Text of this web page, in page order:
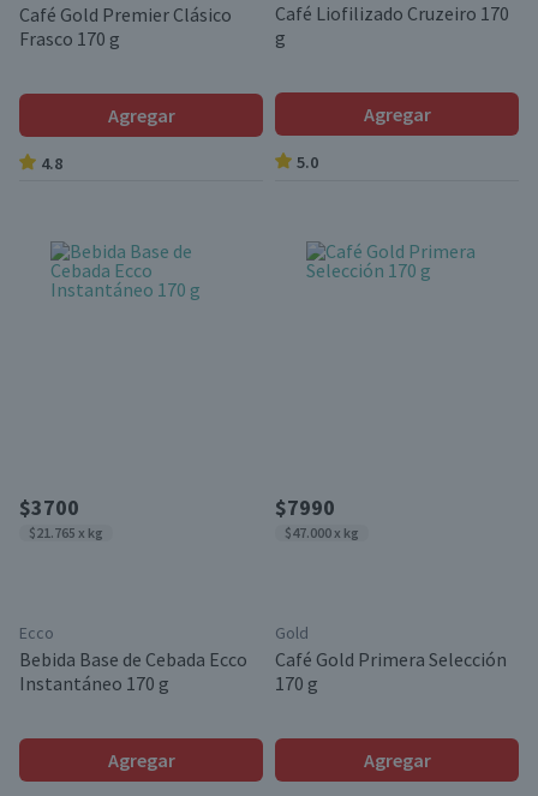
Café Gold Premier Clásico
Frasco 170 g
Agregar
4.8
Café Liofilizado Cruzeiro 170
g
Agregar
5.0
$3700
$21.765 x kg
Ecco
Bebida Base de Cebada Ecco
Instantáneo 170 g
Agregar
$7990
$47.000 x kg
Gold
Café Gold Primera Selección
170 g
Agregar